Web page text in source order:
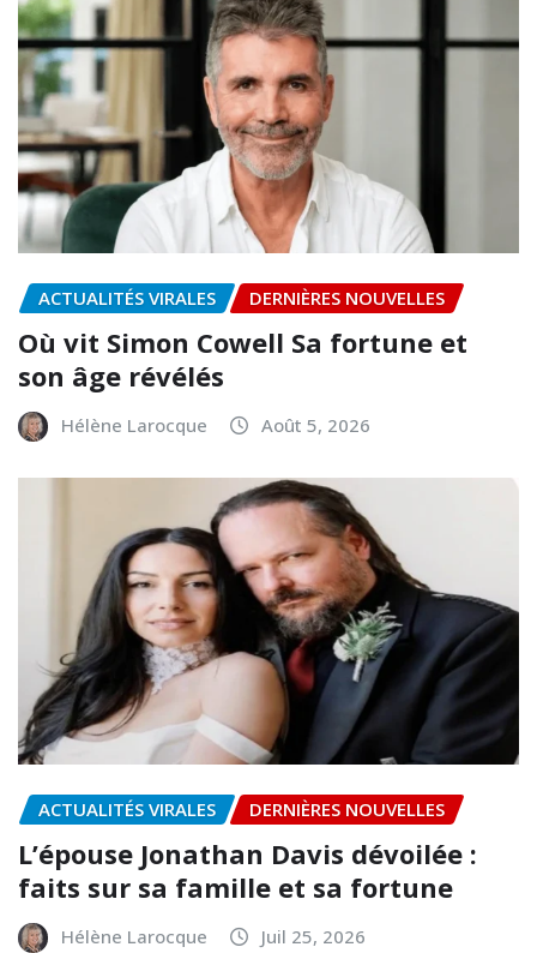
ACTUALITÉS VIRALES DERNIÈRES NOUVELLES
Où vit Simon Cowell Sa fortune et
son âge révélés
Hélène Larocque Août 5, 2026
ACTUALITÉS VIRALES DERNIÈRES NOUVELLES
L’épouse Jonathan Davis dévoilée :
faits sur sa famille et sa fortune
Hélène Larocque Juil 25, 2026